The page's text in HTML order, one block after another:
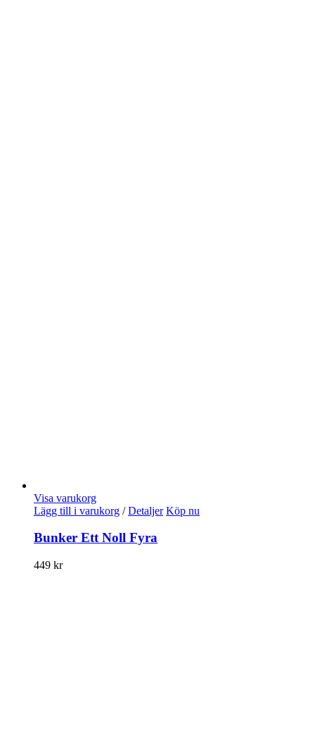
Visa varukorg
Lägg till i varukorg / Detaljer Köp nu
Bunker Ett Noll Fyra
449 kr